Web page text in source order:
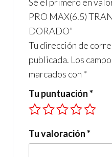
k
p
PRO MAX(6.5)
DORADO”
Tu dirección de
publicada. Los
marcados con *
Tu puntuación*
Tu valoración*